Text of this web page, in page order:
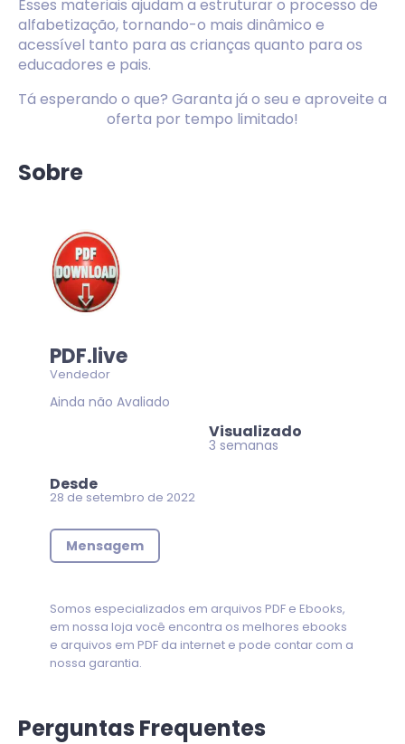
Esses materiais ajudam a estruturar o processo de
alfabetização, tornando-o mais dinâmico e
acessível tanto para as crianças quanto para os
educadores e pais.
Tá esperando o que? Garanta já o seu e aproveite a
oferta por tempo limitado!
Sobre
PDF.live
Vendedor
Ainda não Avaliado
Visualizado
3 semanas
Desde
28 de setembro de 2022
Mensagem
Somos especializados em arquivos PDF e Ebooks,
em nossa loja você encontra os melhores ebooks
e arquivos em PDF da internet e pode contar com a
nossa garantia.
Perguntas Frequentes